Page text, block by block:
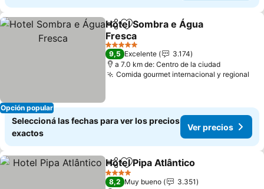
Opción popular
CompartirAñadir a favoritos
Hotel Sombra e Água
Fresca
5 Estrellas
9,5 Excelente
3.174
a 7.0 km de: Centro de la ciudad
Comida gourmet internacional y regional
Seleccioná las fechas para ver los precios
exactos
Ver precios
CompartirAñadir a favoritos
Hotel Pipa Atlântico
4 Estrellas
8,2 Muy bueno
3.351